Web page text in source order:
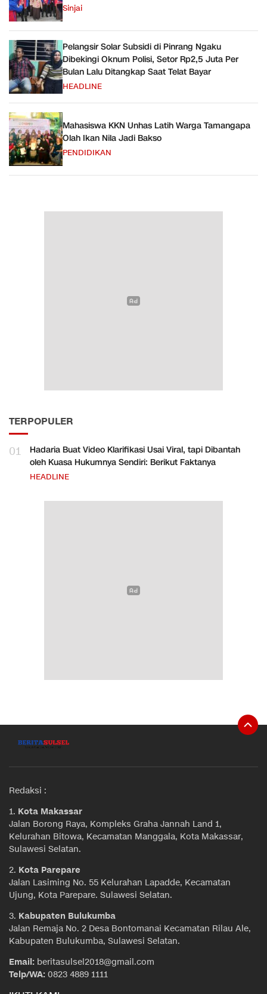
Sinjai
Pelangsir Solar Subsidi di Pinrang Ngaku
Dibekingi Oknum Polisi, Setor Rp2,5 Juta Per
Bulan Lalu Ditangkap Saat Telat Bayar
HEADLINE
Mahasiswa KKN Unhas Latih Warga Tamangapa
Olah Ikan Nila Jadi Bakso
PENDIDIKAN
TERPOPULER
01
Hadaria Buat Video Klarifikasi Usai Viral, tapi Dibantah
oleh Kuasa Hukumnya Sendiri: Berikut Faktanya
HEADLINE
Redaksi :
1. Kota Makassar
Jalan Borong Raya, Kompleks Graha Jannah Land 1,
Kelurahan Bitowa, Kecamatan Manggala, Kota Makassar,
Sulawesi Selatan.
2. Kota Parepare
Jalan Lasiming No. 55 Kelurahan Lapadde, Kecamatan
Ujung, Kota Parepare. Sulawesi Selatan.
3. Kabupaten Bulukumba
Jalan Remaja No. 2 Desa Bontomanai Kecamatan Rilau Ale,
Kabupaten Bulukumba, Sulawesi Selatan.
Email: beritasulsel2018@gmail.com
Telp/WA: 0823 4889 1111